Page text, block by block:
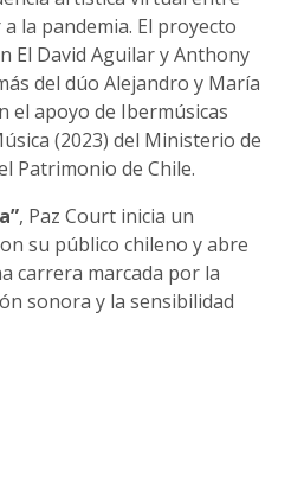
la pandemia. El proyecto
El David Aguilar y Anthony
del dúo Alejandro y María
el apoyo de Ibermúsicas
(2023) del Ministerio de
Patrimonio de Chile.
, Paz Court inicia un
su público chileno y abre
carrera marcada por la
sonora y la sensibilidad